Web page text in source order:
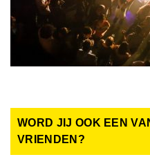
WORD JIJ OOK EEN
VRIENDEN?